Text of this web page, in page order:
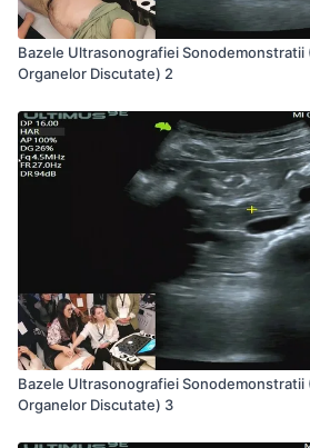
Bazele Ultrasonografiei Sonodemonstratii
Organelor Discutate) 2
Bazele Ultrasonografiei Sonodemonstratii
Organelor Discutate) 3